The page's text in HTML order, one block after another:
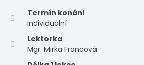
Termín konání
Individuální
Lektorka
Mgr. Mirka Francová